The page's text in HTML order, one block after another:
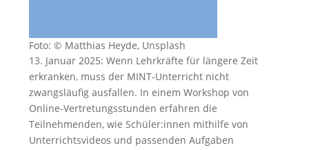
Foto: © Matthias Heyde, Unsplash
13. Januar 2025: Wenn Lehrkräfte für längere Zeit
erkranken, muss der MINT-Unterricht nicht
zwangsläufig ausfallen. In einem Workshop von
Online-Vertretungsstunden erfahren die
Teilnehmenden, wie Schüler:innen mithilfe von
Unterrichtsvideos und passenden Aufgaben